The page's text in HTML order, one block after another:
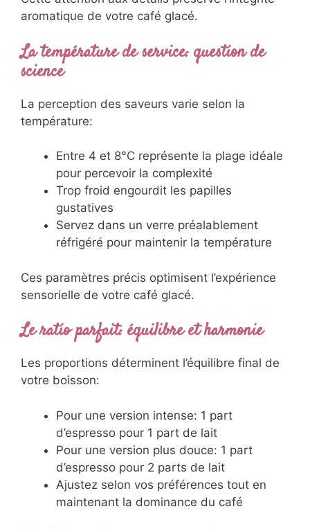
aromatique de votre café glacé.
La température de service: question de
science
La perception des saveurs varie selon la
température:
Entre 4 et 8°C représente la plage idéale
pour percevoir la complexité
Trop froid engourdit les papilles
gustatives
Servez dans un verre préalablement
réfrigéré pour maintenir la température
Ces paramètres précis optimisent l’expérience
sensorielle de votre café glacé.
Le ratio parfait: équilibre et harmonie
Les proportions déterminent l’équilibre final de
votre boisson:
Pour une version intense: 1 part
d’espresso pour 1 part de lait
Pour une version plus douce: 1 part
d’espresso pour 2 parts de lait
Ajustez selon vos préférences tout en
maintenant la dominance du café